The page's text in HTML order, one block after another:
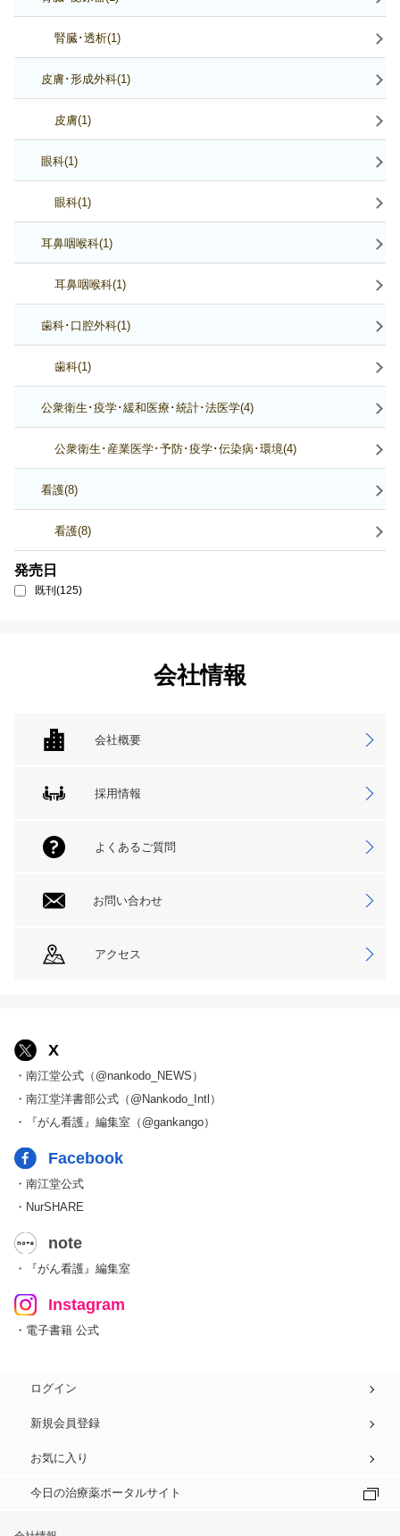
腎臓･透析(1)
皮膚･形成外科(1)
皮膚(1)
眼科(1)
眼科(1)
耳鼻咽喉科(1)
耳鼻咽喉科(1)
歯科･口腔外科(1)
歯科(1)
公衆衛生･疫学･緩和医療･統計･法医学(4)
公衆衛生･産業医学･予防･疫学･伝染病･環境(4)
看護(8)
看護(8)
発売日
既刊(125)
会社情報
会社概要
採用情報
よくあるご質問
お問い合わせ
アクセス
X
・南江堂公式（@nankodo_NEWS）
・南江堂洋書部公式（@Nankodo_Intl）
・『がん看護』編集室（@gankango）
Facebook
・南江堂公式
・NurSHARE
note
・『がん看護』編集室
Instagram
・電子書籍 公式
ログイン
新規会員登録
お気に入り
今日の治療薬ポータルサイト